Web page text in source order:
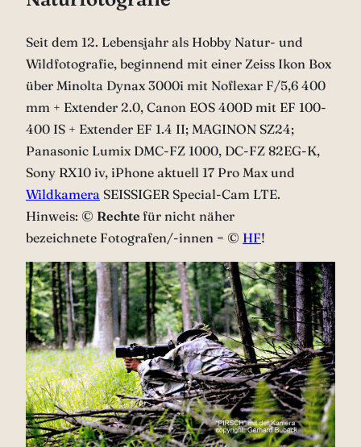
Seit dem 12. Lebensjahr als Hobby Natur- und
Wildfotografie, beginnend mit einer Zeiss Ikon Box
über Minolta Dynax 3000i mit Noflexar F/5,6 400
mm + Extender 2.0, Canon EOS 400D mit EF 100-
400 IS + Extender EF 1.4 II; MAGINON SZ24;
Panasonic Lumix DMC-FZ 1000, DC-FZ 82EG-K,
Sony RX10 iv, iPhone aktuell 17 Pro Max und
Wildkamera SEISSIGER Special-Cam LTE.
Hinweis: © Rechte für nicht näher
bezeichnete Fotografen/-innen = © HF!